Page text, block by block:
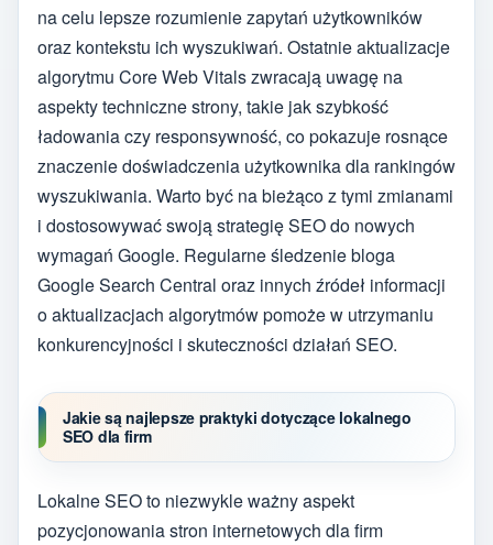
na celu lepsze rozumienie zapytań użytkowników
oraz kontekstu ich wyszukiwań. Ostatnie aktualizacje
algorytmu Core Web Vitals zwracają uwagę na
aspekty techniczne strony, takie jak szybkość
ładowania czy responsywność, co pokazuje rosnące
znaczenie doświadczenia użytkownika dla rankingów
wyszukiwania. Warto być na bieżąco z tymi zmianami
i dostosowywać swoją strategię SEO do nowych
wymagań Google. Regularne śledzenie bloga
Google Search Central oraz innych źródeł informacji
o aktualizacjach algorytmów pomoże w utrzymaniu
konkurencyjności i skuteczności działań SEO.
Jakie są najlepsze praktyki dotyczące lokalnego
SEO dla firm
Lokalne SEO to niezwykle ważny aspekt
pozycjonowania stron internetowych dla firm